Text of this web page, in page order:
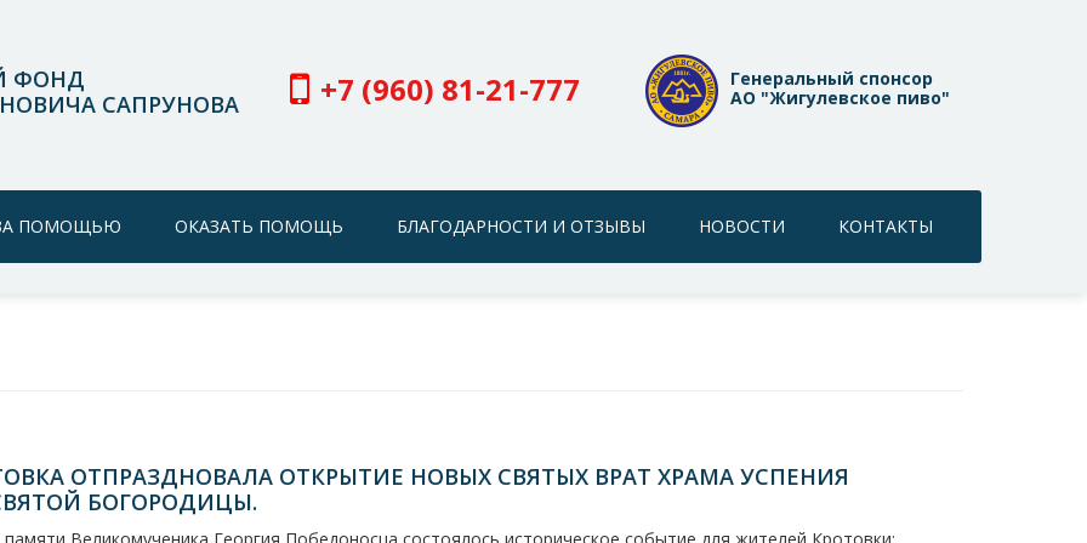
ФОНД
САПРУНОВА
+7 (960) 81-21-777
Генеральный спонсор
АО "Жигулевское пиво"
ПОМОЩЬЮ ОКАЗАТЬ ПОМОЩЬ БЛАГОДАРНОСТИ И ОТЗЫВЫ НОВОСТИ КОНТАКТЫ
ОТПРАЗДНОВАЛА ОТКРЫТИЕ НОВЫХ СВЯТЫХ ВРАТ ХРАМА УСПЕНИЯ
БОГОРОДИЦЫ.